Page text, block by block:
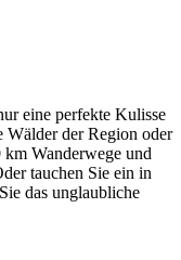
eine perfekte Kulisse
Wälder der Region oder
Wanderwege und
tauchen Sie ein in
das unglaubliche